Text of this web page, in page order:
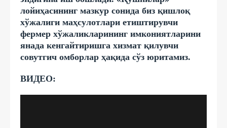
лойиҳасининг мазкур сонида биз қишлоқ
хўжалиги маҳсулотлари етиштирувчи
фермер хўжаликларининг имкониятларини
янада кенгайтиришга хизмат қилувчи
совутгич омборлар ҳақида сўз юритамиз.
ВИДЕО: